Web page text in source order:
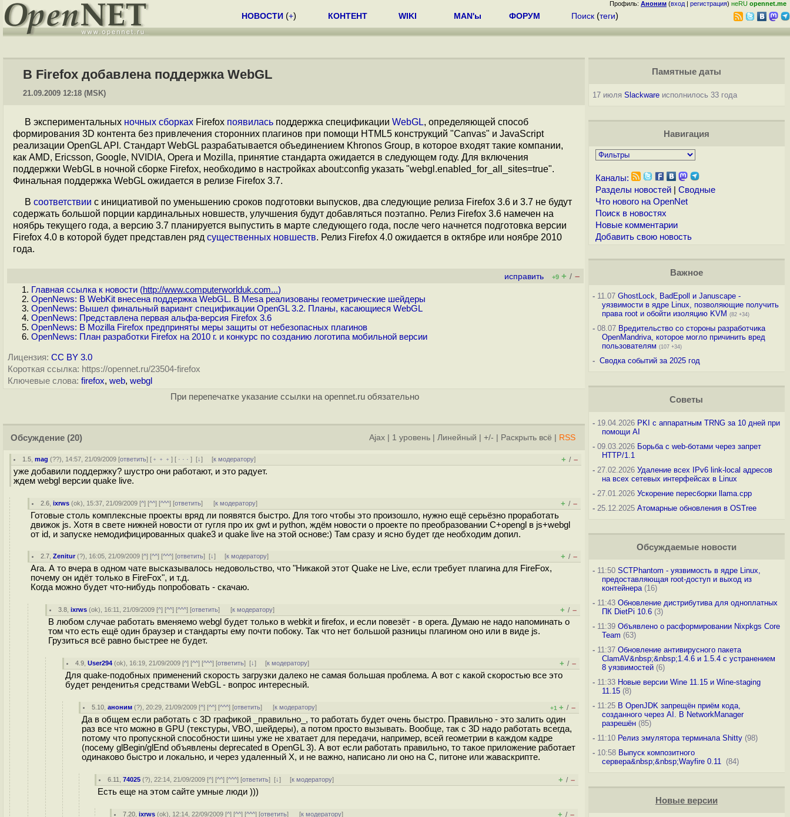
Профиль: Аноним (вход | регистрация) неRU opennet.me
НОВОСТИ (+) КОНТЕНТ WIKI MAN'ы ФОРУМ Поиск (теги)
В Firefox добавлена поддержка WebGL
21.09.2009 12:18 (MSK)
В экспериментальных ночных сборках Firefox появилась поддержка спецификации WebGL, определяющей способ
формирования 3D контента без привлечения сторонних плагинов при помощи HTML5 конструкций "Canvas" и JavaScript
реализации OpenGL API. Стандарт WebGL разрабатывается объединением Khronos Group, в которое входят такие компании,
как AMD, Ericsson, Google, NVIDIA, Opera и Mozilla, принятие стандарта ожидается в следующем году. Для включения
поддержки WebGL в ночной сборке Firefox, необходимо в настройках about:config указать "webgl.enabled_for_all_sites=true".
Финальная поддержка WebGL ожидается в релизе Firefox 3.7.
В соответствии с инициативой по уменьшению сроков подготовки выпусков, два следующие релиза Firefox 3.6 и 3.7 не будут
содержать большой порции кардинальных новшеств, улучшения будут добавляться поэтапно. Релиз Firefox 3.6 намечен на
ноябрь текущего года, а версию 3.7 планируется выпустить в марте следующего года, после чего начнется подготовка версии
Firefox 4.0 в которой будет представлен ряд существенных новшеств. Релиз Firefox 4.0 ожидается в октябре или ноябре 2010
года.
исправить +9 + / –
Главная ссылка к новости (http://www.computerworlduk.com...)
OpenNews: В WebKit внесена поддержка WebGL. В Mesa реализованы геометрические шейдеры
OpenNews: Вышел финальный вариант спецификации OpenGL 3.2. Планы, касающиеся WebGL
OpenNews: Представлена первая альфа-версия Firefox 3.6
OpenNews: В Mozilla Firefox предприняты меры защиты от небезопасных плагинов
OpenNews: План разработки Firefox на 2010 г. и конкурс по созданию логотипа мобильной версии
Лицензия: CC BY 3.0
Короткая ссылка: https://opennet.ru/23504-firefox
Ключевые слова: firefox, web, webgl
При перепечатке указание ссылки на opennet.ru обязательно
Обсуждение (20) Ajax 1 уровень Линейный +/- Раскрыть всё RSS
1.5 ,mag (??), 14:57, 21/09/2009 [ответить] [ ﹢﹢﹢] [ · · ·][↓] [к модератору] + / –
уже добавили поддержку? шустро они работают, и это радует.
ждем webgl версии quake live.
2.6 ,ixrws (ok), 15:37, 21/09/2009 [^] [^^] [^^^] [ответить] [к модератору] + / –
Готовые столь комплексные проекты вряд ли появятся быстро. Для того чтобы это произошло, нужно ещё серьёзно проработать
движок js. Хотя в свете нижней новости от гугля про их gwt и python, ждём новости о проекте по преобразовании С+opengl в js+webgl
от id, и запуске немодифицированных quake3 и quake live на этой основе:) Там сразу и ясно будет где необходим допил.
2.7 ,Zenitur(?), 16:05, 21/09/2009 [^] [^^] [^^^] [ответить][↓] [к модератору] + / –
Ага. А то вчера в одном чате высказывалось недовольство, что "Никакой этот Quake не Live, если требует плагина для FireFox,
почему он идёт только в FireFox", и т.д.
Когда можно будет что-нибудь попробовать - скачаю.
3.8 ,ixrws (ok), 16:11, 21/09/2009 [^] [^^] [^^^] [ответить] [к модератору] + / –
В любом случае работать вменяемо webgl будет только в webkit и firefox, и если повезёт - в opera. Думаю не надо напоминать о
том что есть ещё один браузер и стандарты ему почти побоку. Так что нет большой разницы плагином оно или в виде js.
Грузиться всё равно быстрее не будет.
4.9 ,User294 (ok), 16:19, 21/09/2009 [^] [^^] [^^^] [ответить][↓] [к модератору] + / –
Для quake-подобных применений скорость загрузки далеко не самая большая проблема. А вот с какой скоростью все это
будет ренденитья средствами WebGL - вопрос интересный.
5.10 ,аноним (?), 20:29, 21/09/2009 [^] [^^] [^^^] [ответить] [к модератору] +1 + / –
Да в общем если работать с 3D графикой _правильно_, то работать будет очень быстро. Правильно - это залить один
раз все что можно в GPU (текстуры, VBO, шейдеры), а потом просто вызывать. Вообще, так с 3D надо работать всегда,
потому что пропускной способности шины уже не хватает для передачи, например, всей геометрии в каждом кадре
(посему glBegin/glEnd объявлены deprecated в OpenGL 3). А вот если работать правильно, то такое приложение работает
одинаково быстро и локально, и через удаленный X, и не важно, написано ли оно на C, питоне или жаваскрипте.
6.11 ,74025 (?), 22:14, 21/09/2009 [^] [^^] [^^^] [ответить][↓] [к модератору] + / –
Есть еще на этом сайте умные люди )))
7.20 ,ixrws (ok), 12:14, 22/09/2009 [^] [^^] [^^^] [ответить] [к модератору] + / –
Памятные даты
17 июля Slackwareисполнилось 33 года
Навигация
Каналы:
Разделы новостей| Сводные
Что нового на OpenNet
Поиск в новостях
Новые комментарии
Добавить свою новость
Важное
-11.07 GhostLock, BadEpoll и Januscape -
уязвимости в ядре Linux, позволяющие получить
права root и обойти изоляцию KVM (82 +34)
-08.07 Вредительство со стороны разработчика
OpenMandriva, которое могло причинить вред
пользователям (107 +34)
- Сводка событий за 2025 год
Советы
-19.04.2026 PKI с аппаратным TRNG за 10 дней при
помощи AI
-09.03.2026 Борьба с web-ботами через запрет
HTTP/1.1
-27.02.2026 Удаление всех IPv6 link-local адресов
на всех сетевых интерфейсах в Linux
-27.01.2026 Ускорение пересборки llama.cpp
-25.12.2025 Атомарные обновления в OSTree
Обсуждаемые новости
-11:50 SCTPhantom - уязвимость в ядре Linux,
предоставляющая root-доступ и выход из
контейнера(16)
-11:43 Обновление дистрибутива для одноплатных
ПК DietPi 10.6(3)
-11:39 Объявлено о расформировании Nixpkgs Core
Team (63)
-11:37 Обновление антивирусного пакета
ClamAV&nbsp;&nbsp;1.4.6 и 1.5.4 с устранением
8 уязвимостей(6)
-11:33 Новые версии Wine 11.15 и Wine-staging
11.15(8)
-11:25 В OpenJDK запрещён приём кода,
созданного через AI. В NetworkManager
разрешён(85)
-11:10 Релиз эмулятора терминала Shitty(98)
-10:58 Выпуск композитного
сервера&nbsp;&nbsp;Wayfire 0.11 (84)
Новые версии